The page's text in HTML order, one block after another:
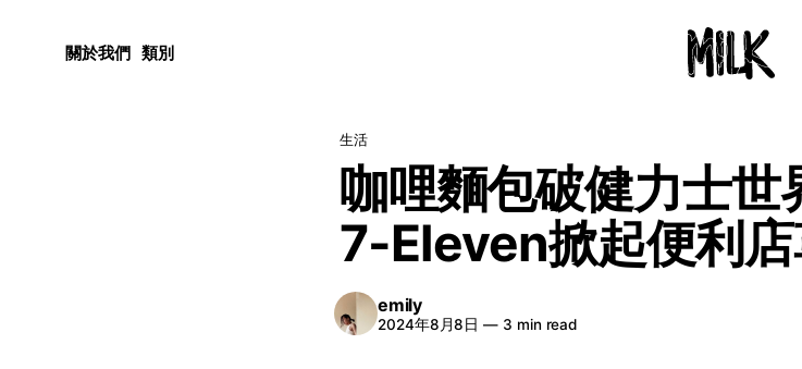
關於我們 類別
生活
咖哩麵包破健力士世
7-Eleven掀起便利
emily
2024年8月8日 — 3 min read